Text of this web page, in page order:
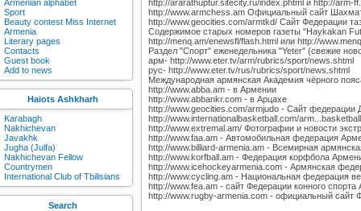
Armenian alphabet
Sport
Beauty contest Miss Internet
Armenia
Literary pages
Contacts
Guest book
Add to news
Haiots Ashkharh
Karabagh
Nakhichevan
Javakhk
Jugha (Julfa)
Nakhichevan Fellow
Countrymen
International Club of Tbilisians
Search
http://ararathuptur.sitecity.ru/index.phtml и http://
http://www.armchess.am Официальный сайт
http://www.geocities.com/armtkd/ Сайт Федерации
Cодержимое старых номеров газеты "Haykakan
http://menq.am/enewsfl/flash.html или http://
Раздел "Спорт" еженедельника "Yeter" (свежие
арм- http://www.eter.tv/arm/rubrics/sport/news.shtml
рус- http://www.eter.tv/rus/rubrics/sport/news.shtml
Международная армянская Академия чёрного
http://www.abba.am - в Армении
http://www.abbankr.com - в Арцахе
http://www.geocities.com/armjudo - Сайт федерации
http://www.internationalbasketball.com/
http://www.extremal.am/ Фотографии и новости
http://www.faa.am - Автомобильная федерация
http://www.billiard-armenia.am - Всемирная
http://www.korfball.am - Федерация корфбола
http://www.icehockeyarmenia.com - Армянская
http://www.cycling.am - Национальная федерация
http://www.fea.am - сайт Федерации конного спорта
http://www.rugby-armenia.com - официальный сайт